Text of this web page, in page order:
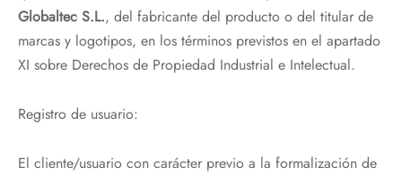
Globaltec S.L., del fabricante del producto o del titular de
marcas y logotipos, en los términos previstos en el apartado
XI sobre Derechos de Propiedad Industrial e Intelectual.
Registro de usuario:
El cliente/usuario con carácter previo a la formalización de